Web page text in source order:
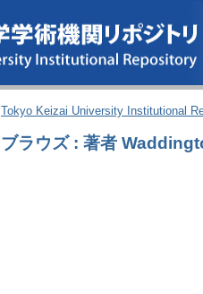
Tokyo Keizai University Institutional
ブラウズ : 著者